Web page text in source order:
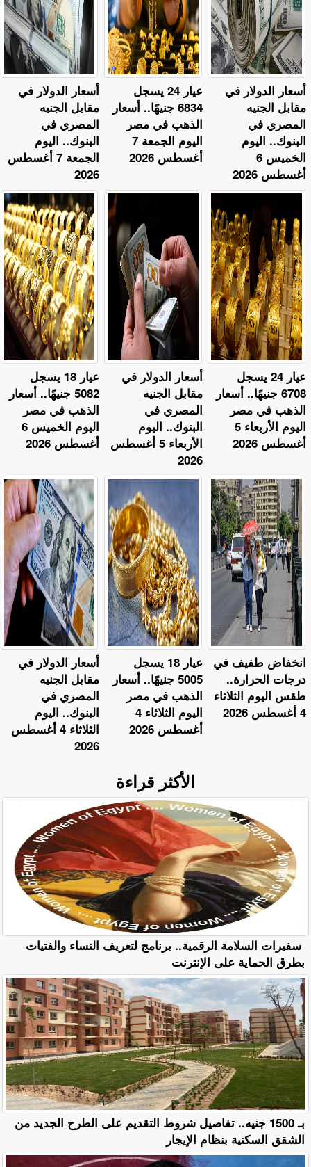
أسعار الدولار في
مقابل الجنيه
المصري في
البنوك.. اليوم
الجمعة 7 أغسطس
2026
عيار 24 يسجل
6834 جنيهًا.. أسعار
الذهب في مصر
اليوم الجمعة 7
أغسطس 2026
أسعار الدولار في
مقابل الجنيه
المصري في
البنوك.. اليوم
الخميس 6
أغسطس 2026
عيار 18 يسجل
5082 جنيهًا.. أسعار
الذهب في مصر
اليوم الخميس 6
أغسطس 2026
أسعار الدولار في
مقابل الجنيه
المصري في
البنوك.. اليوم
الأربعاء 5 أغسطس
2026
عيار 24 يسجل
6708 جنيهًا.. أسعار
الذهب في مصر
اليوم الأربعاء 5
أغسطس 2026
أسعار الدولار في
مقابل الجنيه
المصري في
البنوك.. اليوم
الثلاثاء 4 أغسطس
2026
عيار 18 يسجل
5005 جنيهًا.. أسعار
الذهب في مصر
اليوم الثلاثاء 4
أغسطس 2026
​انخفاض طفيف في
درجات الحرارة..
طقس اليوم الثلاثاء
4 أغسطس 2026
الأكثر قراءة
سفيرات السلامة الرقمية.. برنامج لتعريف النساء والفتيات
بطرق الحماية على الإنترنت
بـ 1500 جنيه.. تفاصيل شروط التقديم على الطرح الجديد من
الشقق السكنية بنظام الإيجار